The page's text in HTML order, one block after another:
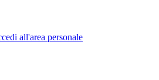
all'area personale